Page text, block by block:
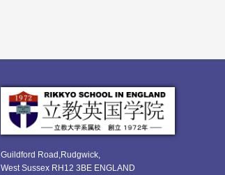
Guildford Road,Rudgwick,
West Sussex RH12 3BE ENGLAND